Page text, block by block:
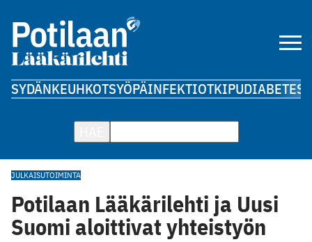
SYDÄNKEUHKOTSYÖPÄINFEKTIOTKIPUDIABETES
JULKAISUTOIMINTA
Potilaan Lääkärilehti ja Uusi
Suomi aloittivat yhteistyön